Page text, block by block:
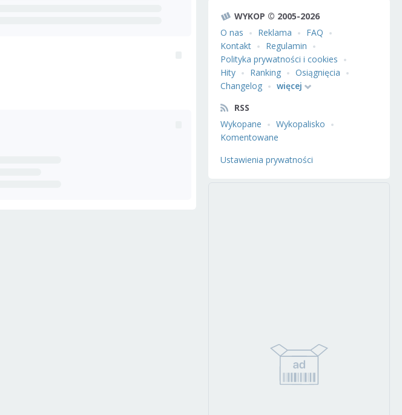
WYKOP © 2005-2026
O nas
Reklama
FAQ
Kontakt
Regulamin
Polityka prywatności i cookies
Hity
Ranking
Osiągnięcia
Changelog
więcej
RSS
Wykopane
Wykopalisko
Komentowane
Ustawienia prywatności